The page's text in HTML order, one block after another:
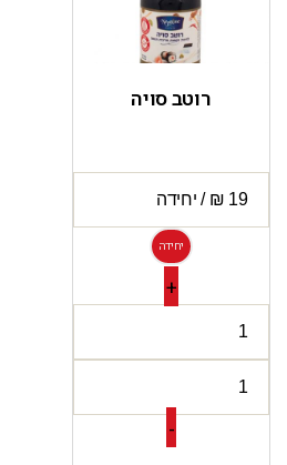
רוטב סויה
יחידה
+
-